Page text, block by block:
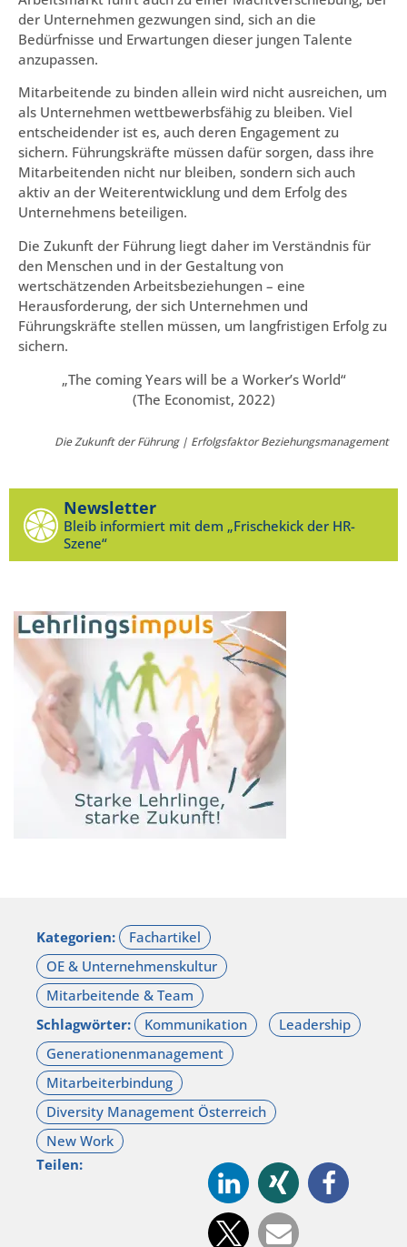
der Unternehmen gezwungen sind, sich an die
Bedürfnisse und Erwartungen dieser jungen Talente
anzupassen.
Mitarbeitende zu binden allein wird nicht ausreichen, um
als Unternehmen wettbewerbsfähig zu bleiben. Viel
entscheidender ist es, auch deren Engagement zu
sichern. Führungskräfte müssen dafür sorgen, dass ihre
Mitarbeitenden nicht nur bleiben, sondern sich auch
aktiv an der Weiterentwicklung und dem Erfolg des
Unternehmens beteiligen.
Die Zukunft der Führung liegt daher im Verständnis für
den Menschen und in der Gestaltung von
wertschätzenden Arbeitsbeziehungen – eine
Herausforderung, der sich Unternehmen und
Führungskräfte stellen müssen, um langfristigen Erfolg zu
sichern.
„The coming Years will be a Worker’s World“
(The Economist, 2022)
Die Zukunft der Führung | Erfolgsfaktor Beziehungsmanagement
Newsletter
Bleib informiert mit dem „Frischekick der HR-
Szene“
Kategorien:
Schlagwörter:
Teilen: